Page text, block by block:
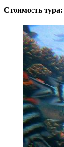
Стоимость тура: